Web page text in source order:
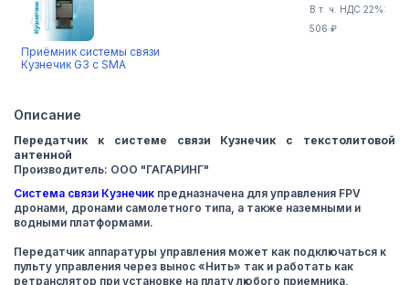
Приёмник системы связи
Кузнечик G3 с SMA
В т. ч. НДС 22%:
506 ₽
Описание
Передатчик к системе связи Кузнечик с текстолитовой
антенной
Производитель: ООО "ГАГАРИНГ"
Система связи Кузнечик предназначена для управления FPV
дронами, дронами самолетного типа, а также наземными и
водными платформами.
Передатчик аппаратуры управления может как подключаться к
пульту управления через вынос «Нить» так и работать как
ретранслятор при установке на плату любого приемника,